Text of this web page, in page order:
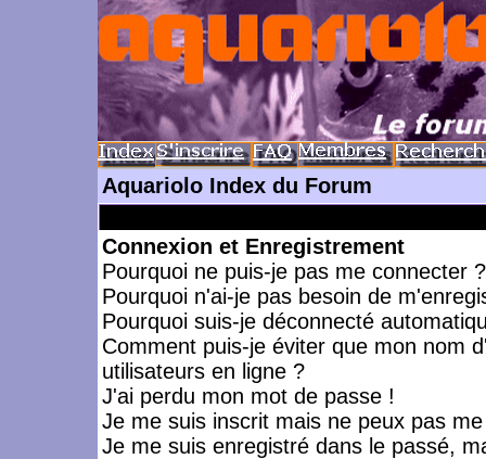
Aquariolo Index du Forum
Connexion et Enregistrement
Pourquoi ne puis-je pas me connecter ?
Pourquoi n'ai-je pas besoin de
Pourquoi suis-je déconnecté
Comment puis-je éviter que mon nom
utilisateurs en ligne ?
J'ai perdu mon mot de passe !
Je me suis inscrit mais ne peux pas
Je me suis enregistré dans le passé,